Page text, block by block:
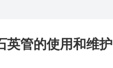
英管的使用和维护